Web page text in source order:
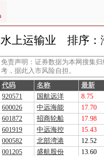
水上运输业 排序：
免责声明：证券数据为本网搜集
考，据此入市风险自担。
代码
名称 最新
920571
国航远洋 8.75
600026
中远海能 17.70
601872
招商轮船 17.98
601919
中远海控 15.43
000582
北部湾港 12.52
001205
盛航股份 13.60